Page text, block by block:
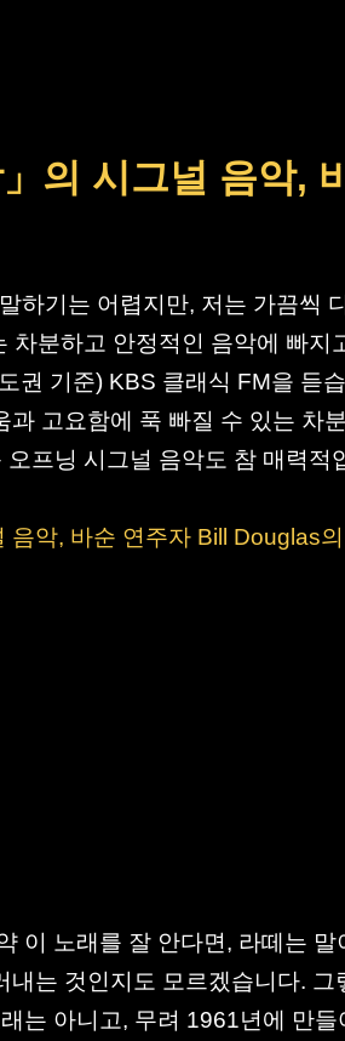
의 시그널 음악,
하기는 어렵지만, 저는 가끔씩
차분하고 안정적인 음악에 빠지
권 기준) KBS 클래식 FM을 듣
고요함에 푹 빠질 수 있는 차
프닝 시그널 음악도 참 매력적
악, 바순 연주자 Bill Douglas의
이 노래를 잘 안다면, 라떼는 말
내는 것인지도 모르겠습니다. 그
는 아니고, 무려 1961년에 만들